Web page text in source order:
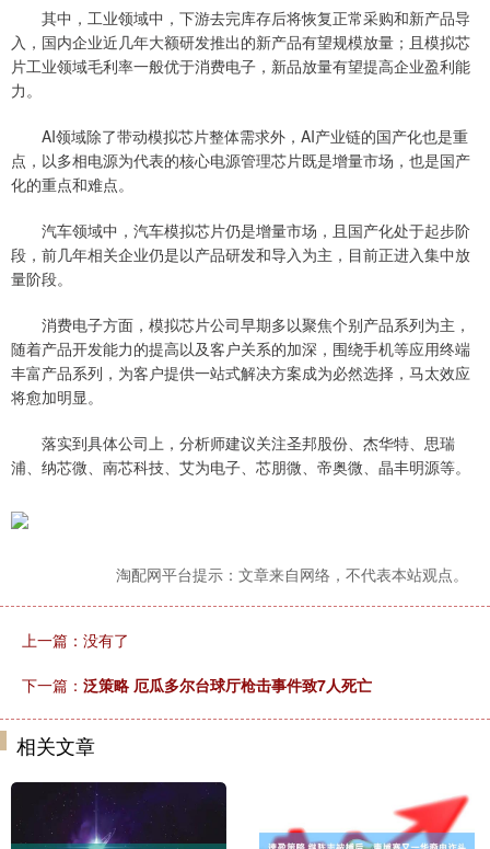
其中，工业领域中，下游去完库存后将恢复正常采购和新产品导
入，国内企业近几年大额研发推出的新产品有望规模放量；且模拟芯
片工业领域毛利率一般优于消费电子，新品放量有望提高企业盈利能
力。
AI领域除了带动模拟芯片整体需求外，AI产业链的国产化也是重
点，以多相电源为代表的核心电源管理芯片既是增量市场，也是国产
化的重点和难点。
汽车领域中，汽车模拟芯片仍是增量市场，且国产化处于起步阶
段，前几年相关企业仍是以产品研发和导入为主，目前正进入集中放
量阶段。
消费电子方面，模拟芯片公司早期多以聚焦个别产品系列为主，
随着产品开发能力的提高以及客户关系的加深，围绕手机等应用终端
丰富产品系列，为客户提供一站式解决方案成为必然选择，马太效应
将愈加明显。
落实到具体公司上，分析师建议关注圣邦股份、杰华特、思瑞
浦、纳芯微、南芯科技、艾为电子、芯朋微、帝奥微、晶丰明源等。
淘配网平台提示：文章来自网络，不代表本站观点。
上一篇：没有了
下一篇： 泛策略 厄瓜多尔台球厅枪击事件致7人死亡
相关文章